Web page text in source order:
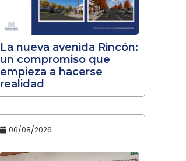
La nueva avenida Rincón:
un compromiso que
empieza a hacerse
realidad
06/08/2026